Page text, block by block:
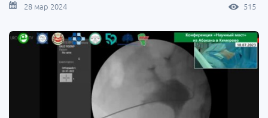
28 мар 2024 515